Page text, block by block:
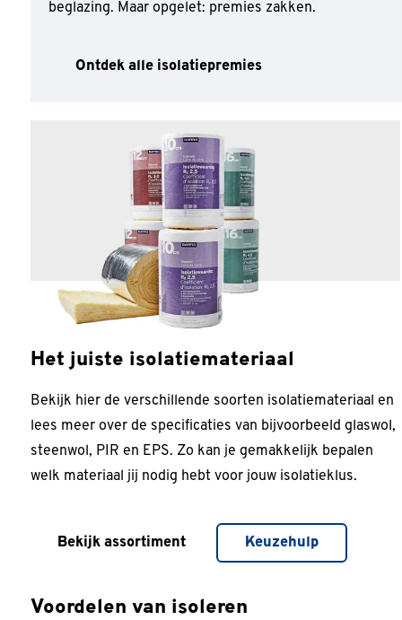
beglazing. Maar opgelet: premies zakken.
Ontdek alle isolatiepremies
Het juiste isolatiemateriaal
Bekijk hier de verschillende soorten isolatiemateriaal en
lees meer over de specificaties van bijvoorbeeld glaswol,
steenwol, PIR en EPS. Zo kan je gemakkelijk bepalen
welk materiaal jij nodig hebt voor jouw isolatieklus.
Bekijk assortiment Keuzehulp
Voordelen van isoleren